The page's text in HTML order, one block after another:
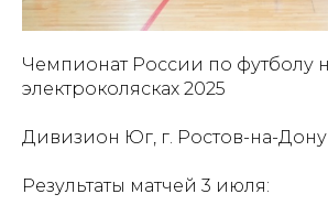
Чемпионат России по футболу
электроколясках 2025
Дивизион Юг, г. Ростов-на-Дону
Результаты матчей 3 июля: